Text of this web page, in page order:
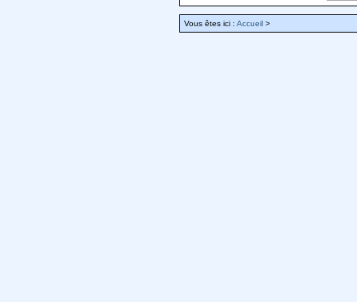
Vous êtes ici : Accueil >